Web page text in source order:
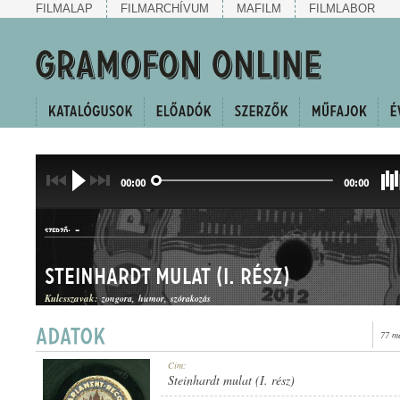
FILMALAP FILMARCHÍVUM MAFILM FILMLABOR
00:00 00:00
SZERZŐ: -
KUPLÉEGYVELEG
Steinhardt mulat (I. rész)
Kulcsszavak: zongora humor szórakozás
77
Cím:
Steinhardt mulat (I. rész)